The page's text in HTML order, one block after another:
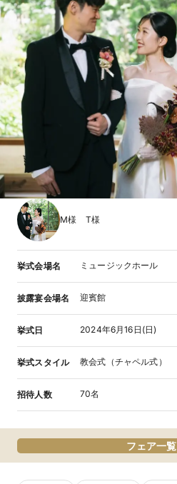
M様 T様
挙式会場名 ミュージックホール
披露宴会場名 迎賓館
挙式日 2024年6月16日(日)
挙式スタイル 教会式（チャペル式）
招待人数 70名
フェア一覧